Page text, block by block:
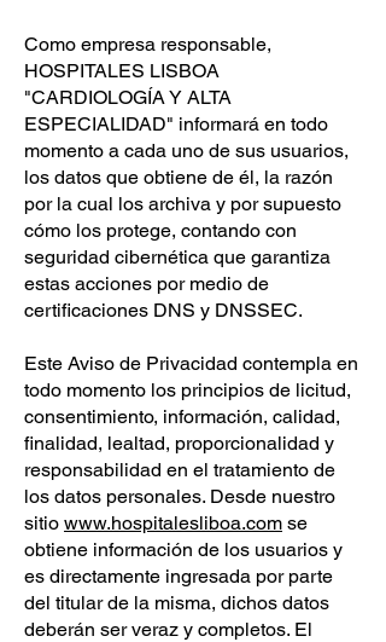
Como empresa responsable,
HOSPITALES LISBOA
"CARDIOLOGÍA Y ALTA
ESPECIALIDAD" informará en todo
momento a cada uno de sus usuarios,
los datos que obtiene de él, la razón
por la cual los archiva y por supuesto
cómo los protege, contando con
seguridad cibernética que garantiza
estas acciones por medio de
certificaciones DNS y DNSSEC.
Este Aviso de Privacidad contempla en
todo momento los principios de licitud,
consentimiento, información, calidad,
finalidad, lealtad, proporcionalidad y
responsabilidad en el tratamiento de
los datos personales. Desde nuestro
sitio www.hospitalesliboa.com se
obtiene información de los usuarios y
es directamente ingresada por parte
del titular de la misma, dichos datos
deberán ser veraz y completos. El